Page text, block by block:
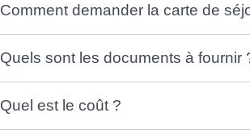
Comment demander la carte de
Quels sont les documents à fournir
Quel est le coût ?